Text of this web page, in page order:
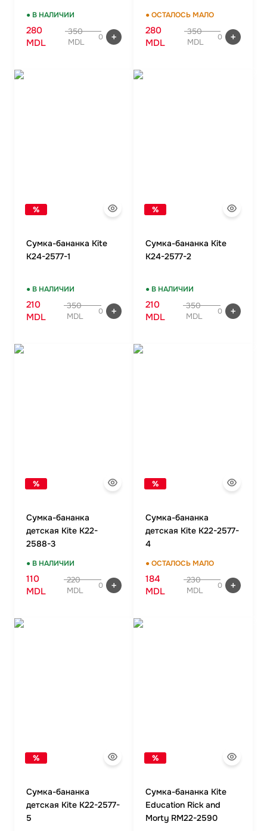
● В НАЛИЧИИ
280
MDL
350
MDL
0
● ОСТАЛОСЬ МАЛО
280
MDL
350
MDL
0
%
Сумка-бананка Kite
K24-2577-1
● В НАЛИЧИИ
210
MDL
350
MDL
0
%
Сумка-бананка Kite
K24-2577-2
● В НАЛИЧИИ
210
MDL
350
MDL
0
%
Сумка-бананка
детская Kite K22-
2588-3
● В НАЛИЧИИ
110
MDL
220
MDL
0
%
Сумка-бананка
детская Kite K22-2577-
4
● ОСТАЛОСЬ МАЛО
184
MDL
230
MDL
0
%
Сумка-бананка
детская Kite K22-2577-
5
%
Сумка-бананка Kite
Education Rick and
Morty RM22-2590